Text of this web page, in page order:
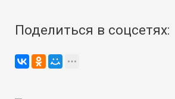
Поделиться в соцсетях: